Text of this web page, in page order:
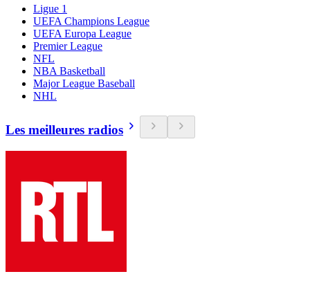
Ligue 1
UEFA Champions League
UEFA Europa League
Premier League
NFL
NBA Basketball
Major League Baseball
NHL
Les meilleures radios